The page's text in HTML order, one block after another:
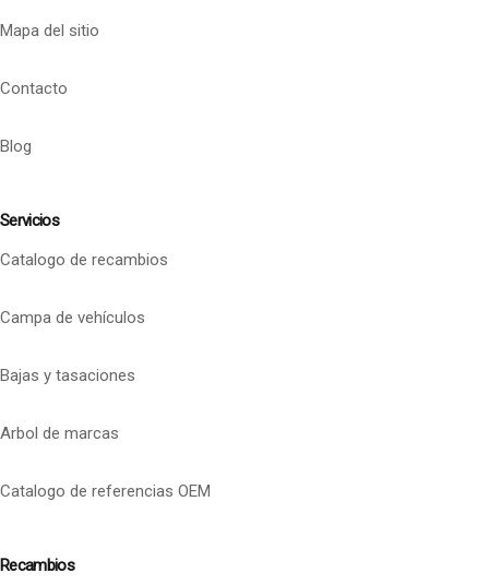
Mapa del sitio
Contacto
Blog
Servicios
Catalogo de recambios
Campa de vehículos
Bajas y tasaciones
Arbol de marcas
Catalogo de referencias OEM
Recambios